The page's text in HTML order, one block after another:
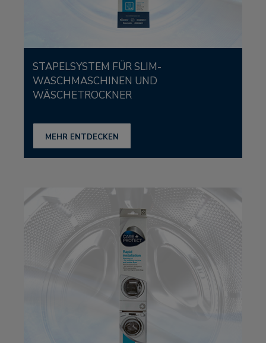
STAPELSYSTEM FÜR SLIM-
WASCHMASCHINEN UND
WÄSCHETROCKNER
MEHR ENTDECKEN